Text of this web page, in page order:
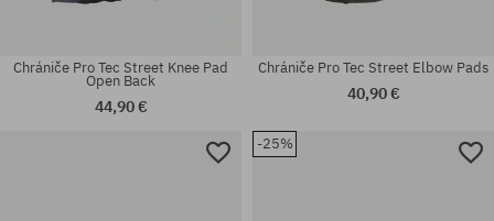
Dostupné veľkosti:
Chrániče Pro Tec Street Knee Pad
Open Back
44,90 €
Chrániče Pro Tec Street Elbow Pads
40,90 €
-25%